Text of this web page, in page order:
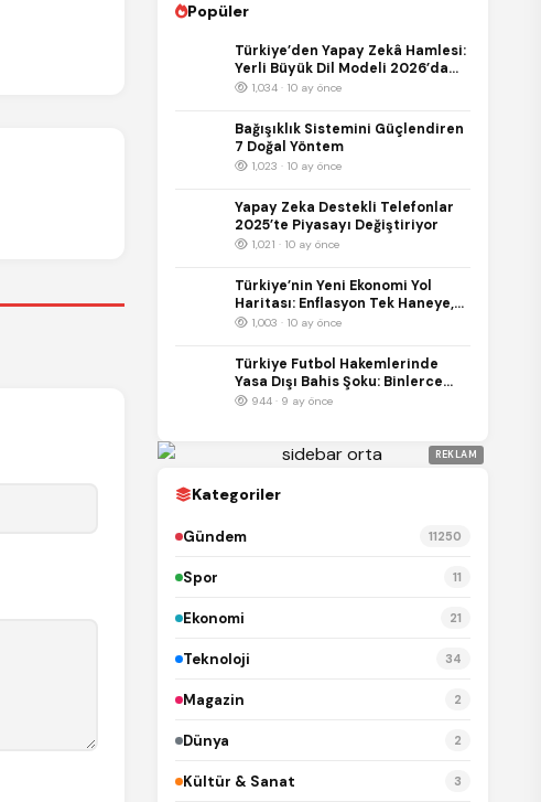
Popüler
Türkiye’den Yapay Zekâ Hamlesi:
Yerli Büyük Dil Modeli 2026’da
Kullanıma Sunulacak
1,034 · 10 ay önce
Bağışıklık Sistemini Güçlendiren
7 Doğal Yöntem
1,023 · 10 ay önce
Yapay Zeka Destekli Telefonlar
2025’te Piyasayı Değiştiriyor
1,021 · 10 ay önce
Türkiye’nin Yeni Ekonomi Yol
Haritası: Enflasyon Tek Haneye,
Büyüme %5’e Hedefleniyor
1,003 · 10 ay önce
Türkiye Futbol Hakemlerinde
Yasa Dışı Bahis Şoku: Binlerce
Bahis Kaydı İnceleniyor
944 · 9 ay önce
REKLAM
Kategoriler
Gündem 11250
Spor 11
Ekonomi 21
Teknoloji 34
Magazin 2
Dünya 2
Kültür & Sanat 3